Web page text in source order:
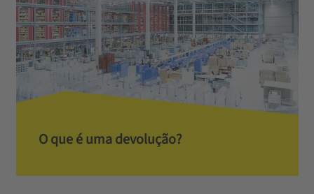
O que é uma devolução?